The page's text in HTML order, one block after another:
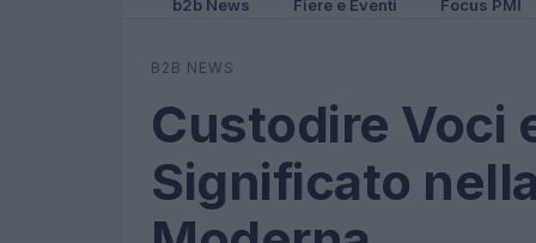
b2b News Fiere e Eventi Focus PMI
B2B NEWS
Custodire Voci
Significato